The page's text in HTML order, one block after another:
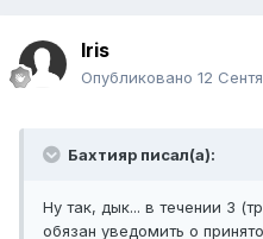
Iris
Опубликовано 12
Бахтияр писал(а):
Ну так, дык... в течении 3
обязан уведомить о